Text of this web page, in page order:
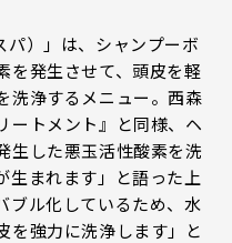
パ）」は、シャンプーボ
を発生させて、頭皮を軽
洗浄するメニュー。西森
ートメント』と同様、ヘ
生した悪玉活性酸素を洗
生まれます」と語った上
ブル化しているため、水
を強力に洗浄します」と